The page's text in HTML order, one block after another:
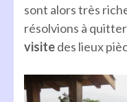
sont alors très
résolvions à quitter
visitedes lieux